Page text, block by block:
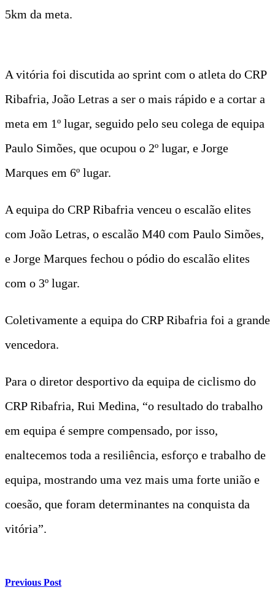
5km da meta.
A vitória foi discutida ao sprint com o atleta do CRP
Ribafria, João Letras a ser o mais rápido e a cortar a
meta em 1º lugar, seguido pelo seu colega de equipa
Paulo Simões, que ocupou o 2º lugar, e Jorge
Marques em 6º lugar.
A equipa do CRP Ribafria venceu o escalão elites
com João Letras, o escalão M40 com Paulo Simões,
e Jorge Marques fechou o pódio do escalão elites
com o 3º lugar.
Coletivamente a equipa do CRP Ribafria foi a grande
vencedora.
Para o diretor desportivo da equipa de ciclismo do
CRP Ribafria, Rui Medina, “o resultado do trabalho
em equipa é sempre compensado, por isso,
enaltecemos toda a resiliência, esforço e trabalho de
equipa, mostrando uma vez mais uma forte união e
coesão, que foram determinantes na conquista da
vitória”.
Previous Post